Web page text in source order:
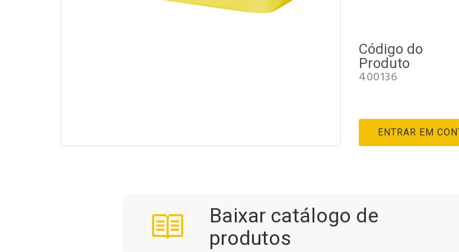
Código do
Produto
400136
ENTRAR EM
Baixar catálogo de
produtos